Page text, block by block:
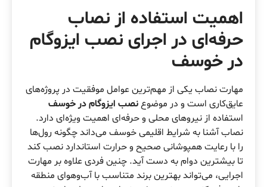
اهمیت استفاده از نصاب
حرفه‌ای در اجرای نصب ایزوگام
در خوسف
مهارت نصاب یکی از مهم‌ترین عوامل موفقیت در پروژه‌های
عایق‌کاری است و در موضوعنصب ایزوگام در خوسف
استفاده از نیروهای محلی و حرفه‌ای اهمیت ویژه‌ای دارد.
نصاب آشنا به شرایط اقلیمی خوسف می‌داند چگونه رول‌ها
را با رعایت همپوشانی صحیح و حرارت استاندارد نصب کند
تا بیشترین دوام به دست آید. چنین فردی علاوه بر مهارت
اجرایی، می‌تواند بهترین برند متناسب با آب‌وهوای منطقه